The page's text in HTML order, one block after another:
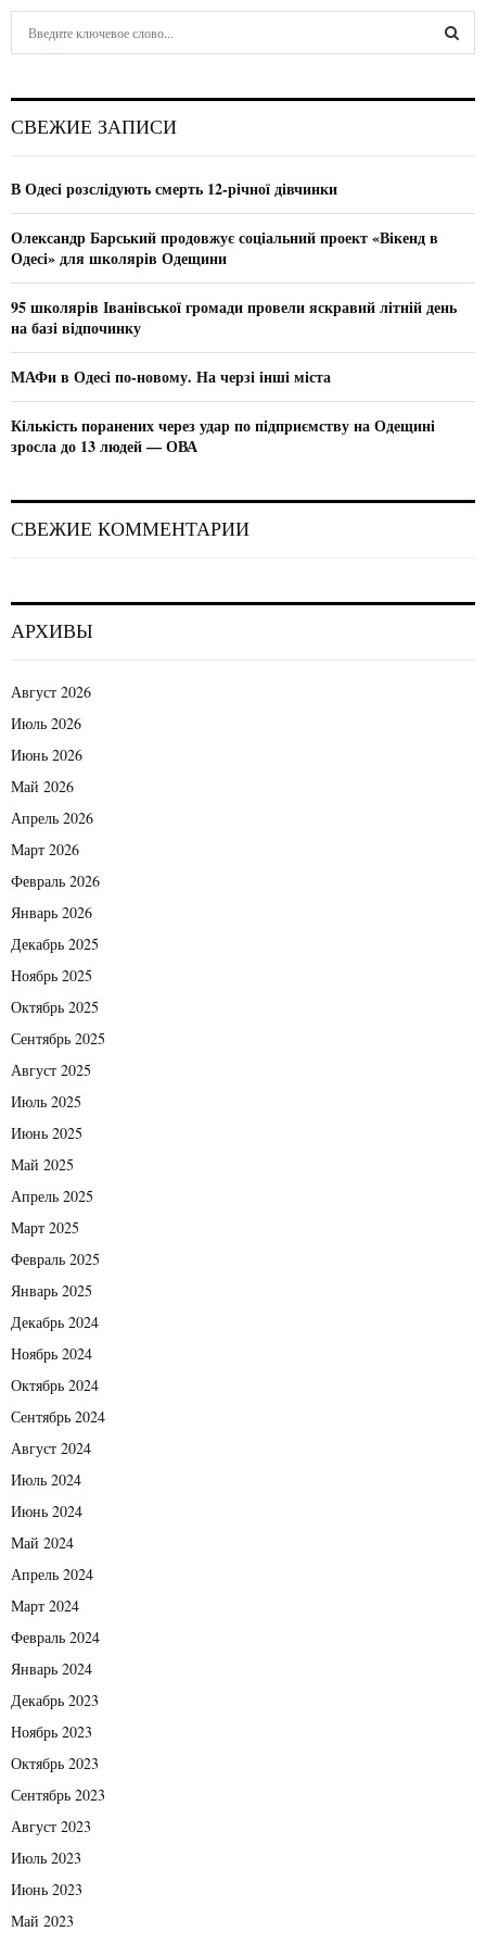
h
o
СВЕЖИЕ ЗАПИСИ
В Одесі розслідують смерть 12-річної дівчинки
Олександр Барський продовжує соціальний проект «Вікенд в
Одесі» для школярів Одещини
95 школярів Іванівської громади провели яскравий літній день
на базі відпочинку
МАФи в Одесі по-новому. На черзі інші міста
Кількість поранених через удар по підприємству на Одещині
зросла до 13 людей — ОВА
СВЕЖИЕ КОММЕНТАРИИ
АРХИВЫ
Август 2026
Июль 2026
Июнь 2026
Май 2026
Апрель 2026
Март 2026
Февраль 2026
Январь 2026
Декабрь 2025
Ноябрь 2025
Октябрь 2025
Сентябрь 2025
Август 2025
Июль 2025
Июнь 2025
Май 2025
Апрель 2025
Март 2025
Февраль 2025
Январь 2025
Декабрь 2024
Ноябрь 2024
Октябрь 2024
Сентябрь 2024
Август 2024
Июль 2024
Июнь 2024
Май 2024
Апрель 2024
Март 2024
Февраль 2024
Январь 2024
Декабрь 2023
Ноябрь 2023
Октябрь 2023
Сентябрь 2023
Август 2023
Июль 2023
Июнь 2023
Май 2023